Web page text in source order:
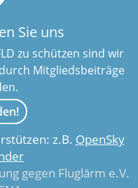
Sie uns
zu schützen sind wir
Mitgliedsbeiträge
z.B. OpenSky
gegen Fluglärm e.V.